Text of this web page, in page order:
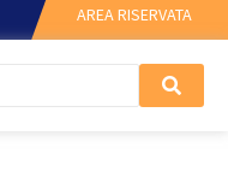
AREA RISERVATA